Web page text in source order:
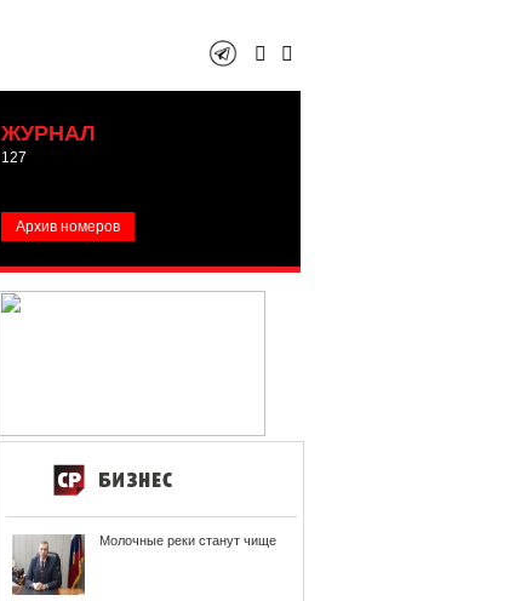
ЖУРНАЛ
127
Архив номеров
Молочные реки станут чище